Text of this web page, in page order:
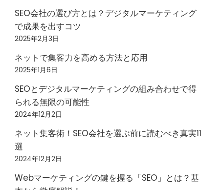
SEO会社の選び方とは？デジタルマーケティング
で成果を出すコツ
2025年2月3日
ネットで集客力を高める方法と応用
2025年1月6日
SEOとデジタルマーケティングの組み合わせで得
られる無限の可能性
2024年12月2日
ネット集客術！SEO会社を選ぶ前に読むべき真実11
選
2024年12月2日
Webマーケティングの鍵を握る「SEO」とは？基